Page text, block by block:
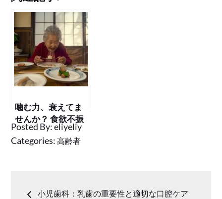
噛む力、衰えてま
せんか？ 食欲不振
の原因と対策、歯
医者への相談ポイ
Posted By:eliyeliy
Categories:高齢者
投
小児歯科：乳歯の重要性と適切な口腔ケア